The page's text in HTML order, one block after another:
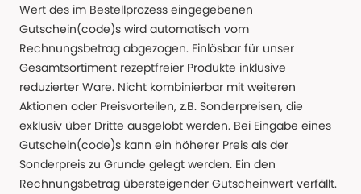
Wert des im Bestellprozess eingegebenen
Gutschein(code)s wird automatisch vom
Rechnungsbetrag abgezogen. Einlösbar für unser
Gesamtsortiment rezeptfreier Produkte inklusive
reduzierter Ware. Nicht kombinierbar mit weiteren
Aktionen oder Preisvorteilen, z.B. Sonderpreisen, die
exklusiv über Dritte ausgelobt werden. Bei Eingabe eines
Gutschein(code)s kann ein höherer Preis als der
Sonderpreis zu Grunde gelegt werden. Ein den
Rechnungsbetrag übersteigender Gutscheinwert verfällt.